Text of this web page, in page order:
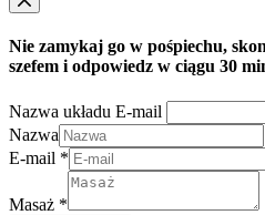
Nie zamykaj go w pośpiechu,
szefem i odpowiedz w ciągu 30
Nazwa układu E-mail
Nazwa
E-mail *
Masaż *